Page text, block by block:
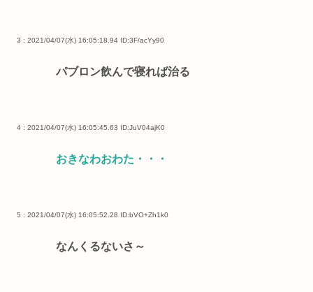
3 : 2021/04/07(水) 16:05:18.94 ID:3F/acYy90
パブロン飲んで寝れば治る
4 : 2021/04/07(水) 16:05:45.63 ID:JuV04ajK0
おきなわおわた・・・
5 : 2021/04/07(水) 16:05:52.28 ID:bVO+Zh1k0
なんくるないさ～